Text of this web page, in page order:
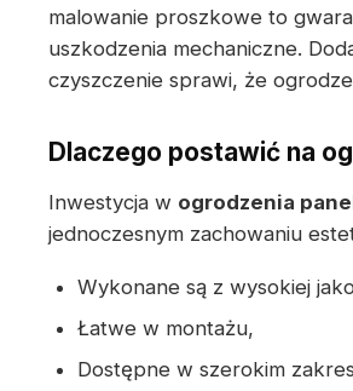
malowanie proszkowe to
uszkodzenia mechaniczne.
czyszczenie sprawi, że
Dlaczego postawić na
Inwestycja w ogrodzenia
jednoczesnym zachowaniu
Wykonane są z wysokiej
Łatwe w montażu,
Dostępne w szerokim